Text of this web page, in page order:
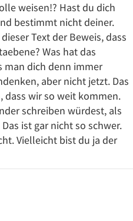
weisen!? Hast du dich
bestimmt nicht deiner.
Text der Beweis, dass
Was hat das
man dich denn immer
aber nicht jetzt. Das
dass wir so weit kommen.
schreiben würdest, als
ist gar nicht so schwer.
Vielleicht bist du ja der